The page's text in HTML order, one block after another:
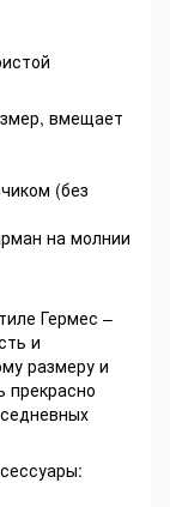
вмещает
(без
на молнии
Гермес –
и
размеру и
прекрасно